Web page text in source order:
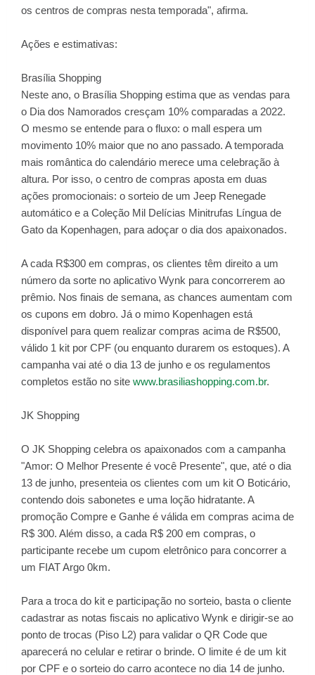
os centros de compras nesta temporada", afirma.
Ações e estimativas:
Brasília Shopping
Neste ano, o Brasília Shopping estima que as vendas para
o Dia dos Namorados cresçam 10% comparadas a 2022.
O mesmo se entende para o fluxo: o mall espera um
movimento 10% maior que no ano passado. A temporada
mais romântica do calendário merece uma celebração à
altura. Por isso, o centro de compras aposta em duas
ações promocionais: o sorteio de um Jeep Renegade
automático e a Coleção Mil Delícias Minitrufas Língua de
Gato da Kopenhagen, para adoçar o dia dos apaixonados.
A cada R$300 em compras, os clientes têm direito a um
número da sorte no aplicativo Wynk para concorrerem ao
prêmio. Nos finais de semana, as chances aumentam com
os cupons em dobro. Já o mimo Kopenhagen está
disponível para quem realizar compras acima de R$500,
válido 1 kit por CPF (ou enquanto durarem os estoques). A
campanha vai até o dia 13 de junho e os regulamentos
completos estão no site www.brasiliashopping.com.br.
JK Shopping
O JK Shopping celebra os apaixonados com a campanha
"Amor: O Melhor Presente é você Presente", que, até o dia
13 de junho, presenteia os clientes com um kit O Boticário,
contendo dois sabonetes e uma loção hidratante. A
promoção Compre e Ganhe é válida em compras acima de
R$ 300. Além disso, a cada R$ 200 em compras, o
participante recebe um cupom eletrônico para concorrer a
um FIAT Argo 0km.
Para a troca do kit e participação no sorteio, basta o cliente
cadastrar as notas fiscais no aplicativo Wynk e dirigir-se ao
ponto de trocas (Piso L2) para validar o QR Code que
aparecerá no celular e retirar o brinde. O limite é de um kit
por CPF e o sorteio do carro acontece no dia 14 de junho.